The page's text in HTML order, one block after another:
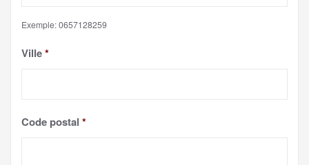
Exemple: 0657128259
Ville*
Code postal *